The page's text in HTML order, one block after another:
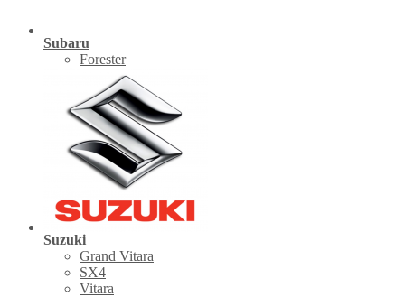
Subaru
Forester
Suzuki
Grand Vitara
SX4
Vitara